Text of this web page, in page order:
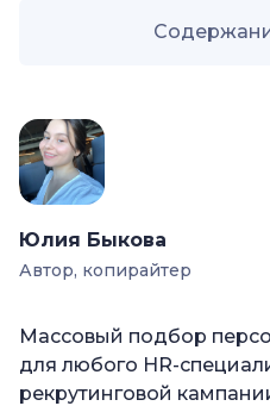
—Разница между
рекрутингом
—Кто занимается
персонала
—</span>Трудности в
—Как проводится
отбора
Юлия Быкова
Автор, копирайтер
Массовый подбор
для любого HR-
рекрутинговой